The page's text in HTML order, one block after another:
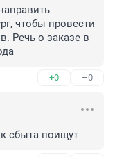
чтобы провести
Речь о заказе в
+0 –0
сбыта поищут